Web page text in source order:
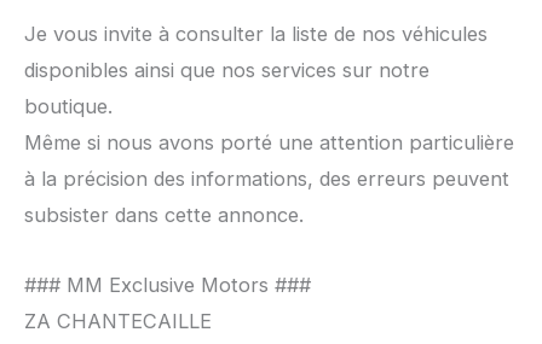
Je vous invite à consulter la liste de nos véhicules
disponibles ainsi que nos services sur notre
boutique.
Même si nous avons porté une attention particulière
à la précision des informations, des erreurs peuvent
subsister dans cette annonce.
### MM Exclusive Motors ###
ZA CHANTECAILLE